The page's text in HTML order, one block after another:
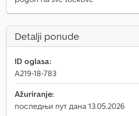
Detalji ponude
ID oglasa:
A219-18-783
Ažuriranje:
последњи пут дана 13.05.2026